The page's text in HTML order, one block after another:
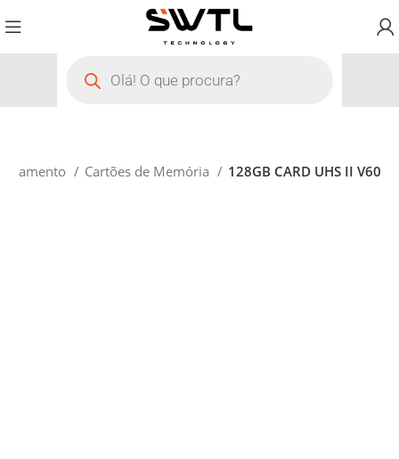
Cartões de Memória 128GB CARD UHS II V60